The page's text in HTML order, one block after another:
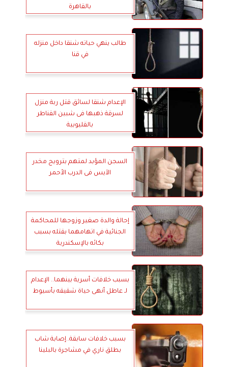
بالقاهرة
طالب ينهي حياته شنقا داخل منزله
في قنا
الإعدام شنقا لسائق قتل ربة منزل
لسرقة ذهبها فى شبين القناطر
بالقليوبية
السجن المؤبد لمتهم بترويج مخدر
الآيس فى الدرب الأحمر
إحالة والدة صغير وزوجها للمحاكمة
الجنائية في اتهامهما بقتله بسبب
بكائه بالإسكندرية
بسبب خلافات أسرية بينهما.. الإعدام
لـ عاطل أنهى حياة شقيقه بأسيوط
بسبب خلافات سابقة..إصابة شاب
بطلق ناري في مشاجرة بالبلينا